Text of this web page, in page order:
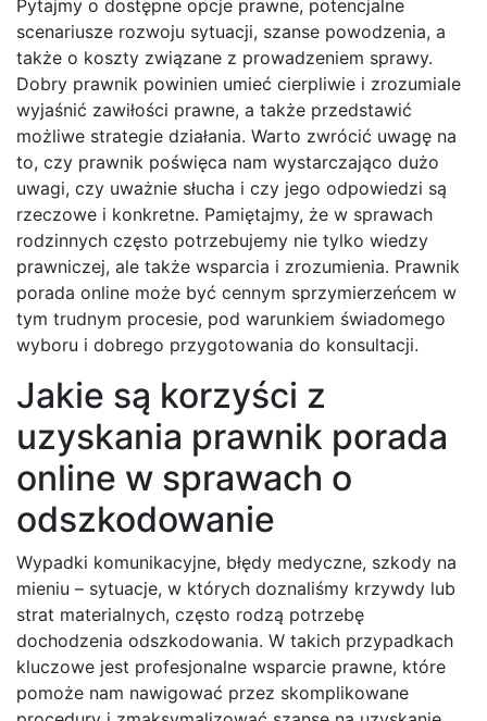
Pytajmy o dostępne opcje prawne, potencjalne
scenariusze rozwoju sytuacji, szanse powodzenia, a
także o koszty związane z prowadzeniem sprawy.
Dobry prawnik powinien umieć cierpliwie i zrozumiale
wyjaśnić zawiłości prawne, a także przedstawić
możliwe strategie działania. Warto zwrócić uwagę na
to, czy prawnik poświęca nam wystarczająco dużo
uwagi, czy uważnie słucha i czy jego odpowiedzi są
rzeczowe i konkretne. Pamiętajmy, że w sprawach
rodzinnych często potrzebujemy nie tylko wiedzy
prawniczej, ale także wsparcia i zrozumienia. Prawnik
porada online może być cennym sprzymierzeńcem w
tym trudnym procesie, pod warunkiem świadomego
wyboru i dobrego przygotowania do konsultacji.
Jakie są korzyści z
uzyskania prawnik porada
online w sprawach o
odszkodowanie
Wypadki komunikacyjne, błędy medyczne, szkody na
mieniu – sytuacje, w których doznaliśmy krzywdy lub
strat materialnych, często rodzą potrzebę
dochodzenia odszkodowania. W takich przypadkach
kluczowe jest profesjonalne wsparcie prawne, które
pomoże nam nawigować przez skomplikowane